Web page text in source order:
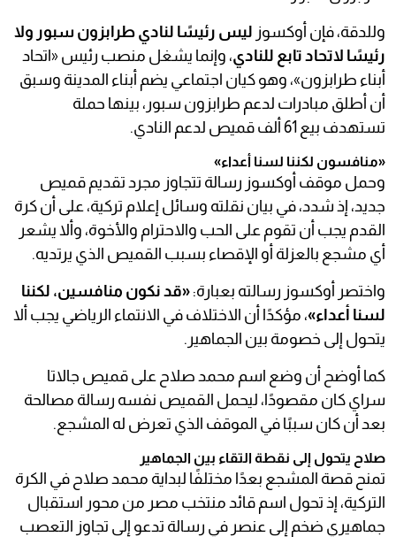
وللدقة، فإن أوكسوز ليس رئيسًا لنادي طرابزون سبور ولا
رئيسًا لاتحاد تابع للنادي، وإنما يشغل منصب رئيس «اتحاد
أبناء طرابزون»، وهو كيان اجتماعي يضم أبناء المدينة وسبق
أن أطلق مبادرات لدعم طرابزون سبور، بينها حملة
تستهدف بيع 61 ألف قميص لدعم النادي.
«منافسون لكننا لسنا أعداء»
وحمل موقف أوكسوز رسالة تتجاوز مجرد تقديم قميص
جديد، إذ شدد، في بيان نقلته وسائل إعلام تركية، على أن كرة
القدم يجب أن تقوم على الحب والاحترام والأخوة، وألا يشعر
أي مشجع بالعزلة أو الإقصاء بسبب القميص الذي يرتديه.
واختصر أوكسوز رسالته بعبارة: «قد نكون منافسين، لكننا
لسنا أعداء»، مؤكدًا أن الاختلاف في الانتماء الرياضي يجب ألا
يتحول إلى خصومة بين الجماهير.
كما أوضح أن وضع اسم محمد صلاح على قميص جالاتا
سراي كان مقصودًا، ليحمل القميص نفسه رسالة مصالحة
بعد أن كان سببًا في الموقف الذي تعرض له المشجع.
صلاح يتحول إلى نقطة التقاء بين الجماهير
تمنح قصة المشجع بعدًا مختلفًا لبداية محمد صلاح في الكرة
التركية، إذ تحول اسم قائد منتخب مصر من محور استقبال
جماهيري ضخم إلى عنصر في رسالة تدعو إلى تجاوز التعصب